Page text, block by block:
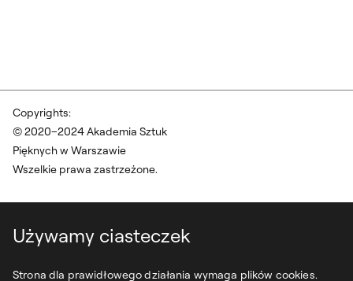
Używamy ciasteczek
Strona dla prawidłowego działania wymaga plików cookies.
Copyrights:
© 2020–2024 Akademia Sztuk
Pięknych w Warszawie
Wszelkie prawa zastrzeżone.